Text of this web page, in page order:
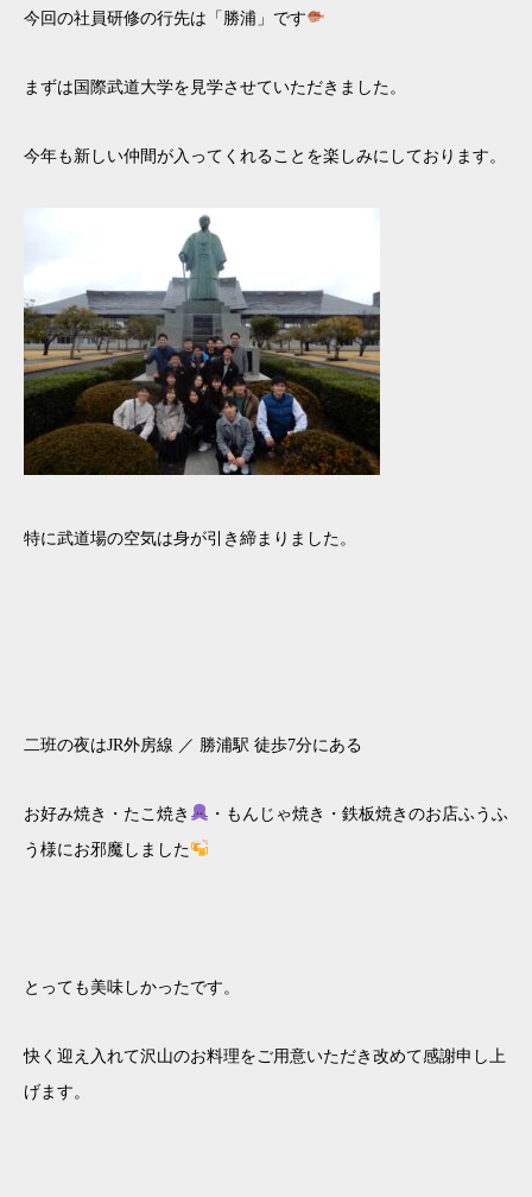
今回の社員研修の行先は「勝浦」です
まずは国際武道大学を見学させていただきました。
今年も新しい仲間が入ってくれることを楽しみにしております。
特に武道場の空気は身が引き締まりました。
二班の夜はJR外房線 ／ 勝浦駅 徒歩7分にある
お好み焼き・たこ焼き
・もんじゃ焼き・鉄板焼きのお店ふうふ
う様にお邪魔しました
とっても美味しかったです。
快く迎え入れて沢山のお料理をご用意いただき改めて感謝申し上
げます。